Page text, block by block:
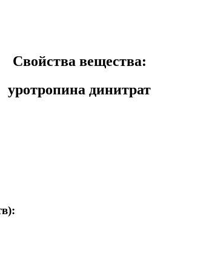
Свойства вещества:
уротропина динитрат